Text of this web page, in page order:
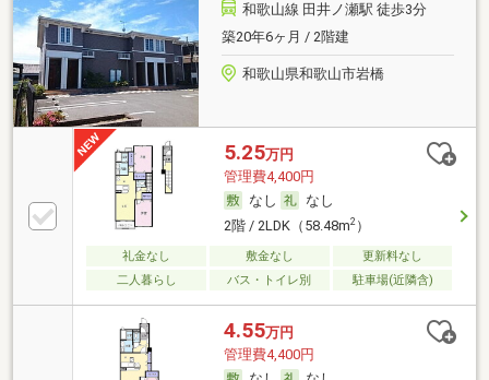
和歌山線 田井ノ瀬駅 徒歩3分
築20年6ヶ月 / 2階建
和歌山県和歌山市岩橋
5.25万円
管理費4,400円
なし
なし
2階 / 2LDK（58.48m2）
礼金なし 敷金なし
更新料なし
二人暮らし
バス・トイレ別 駐車場(近隣含)
4.55万円
管理費4,400円